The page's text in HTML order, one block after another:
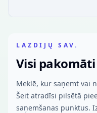
LAZDIJŲ SAV.
Visi pakomāti
Meklē, kur saņemt vai
Šeit atradīsi pilsētā
saņemšanas punktus.